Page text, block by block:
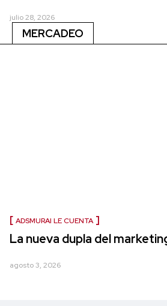
julio 28, 2026
MERCADEO
ADSMURAI LE CUENTA
La nueva dupla del
agosto 3, 2026